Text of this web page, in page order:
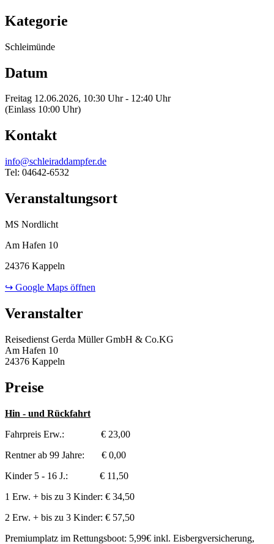
Kategorie
Schleimünde
Datum
Freitag 12.06.2026, 10:30 Uhr - 12:40 Uhr
(Einlass 10:00 Uhr)
Kontakt
info@schleiraddampfer.de
Tel: 04642-6532
Veranstaltungsort
MS Nordlicht
Am Hafen 10
24376 Kappeln
↪ Google Maps öffnen
Veranstalter
Reisedienst Gerda Müller GmbH & Co.KG
Am Hafen 10
24376 Kappeln
Preise
Hin - und Rückfahrt
Fahrpreis Erw.: € 23,00
Rentner ab 99 Jahre: € 0,00
Kinder 5 - 16 J.: € 11,50
1 Erw. + bis zu 3 Kinder: € 34,50
2 Erw. + bis zu 3 Kinder: € 57,50
Premiumplatz im Rettungsboot: 5,99€ inkl. Eisbergversicherung,